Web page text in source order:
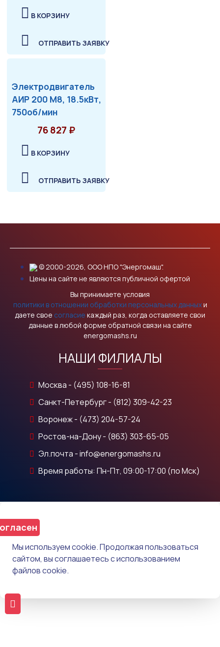
В КОРЗИНУ
ОТПРАВИТЬ ЗАЯВКУ
Электродвигатель
АИР 200 М8, 18.5кВт,
750об/мин
76 827 ₽
В КОРЗИНУ
ОТПРАВИТЬ ЗАЯВКУ
© 2000-2026, ООО НПО "Энергомаш".
Цены на сайте не являются публичной офертой
Вы принимаете условия
политики в отношении обработки персональных данныхи
даете свое согласие каждый раз, когда оставляете свои
данные в любой форме обратной связи на сайте
energomashs.ru
НАШИ ФИЛИАЛЫ
Москва - (495) 108-16-81
Санкт-Петербург - (812) 309-42-23
Воронеж - (473) 204-57-24
Ростов-на-Дону - (863) 303-65-05
Эл.почта - info@energomashs.ru
Время работы: Пн-Пт, 09:00-17:00 (по Мск)
Мы используем cookie. Продолжая пользоваться
сайтом, вы соглашаетесь с использованием
файлов cookie.